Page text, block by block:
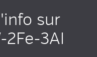
sur
2Fe-3Al